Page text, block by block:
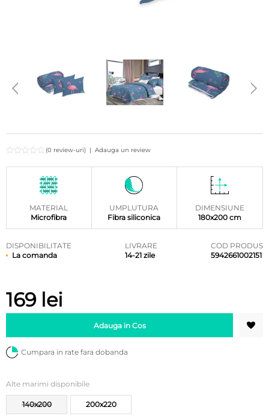
(0 review-uri) | Adauga un review
MATERIAL
Microfibra
UMPLUTURA
Fibra siliconica
DIMENSIUNE
180x200 cm
DISPONIBILITATE
La comanda
LIVRARE
14-21 zile
COD PRODUS
5942661002151
169 lei
Adauga in Cos
Cumpara in rate fara dobanda
Alte marimi disponibile
140x200 200x220